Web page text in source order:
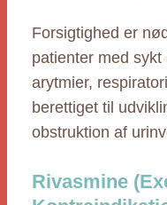
Forsigtighed er
patienter med
arytmier,
berettiget til
obstruktion af
Rivasmine